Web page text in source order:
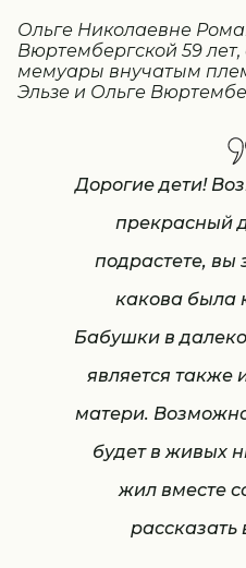
Ольге Николаевне
Вюртембергской 59
мемуары внучатым
Эльзе и Ольге
Дорогие дети!
прекрасный
подрастете, вы
какова была
Бабушки в
является также
матери.
будет в живых
жил вместе
рассказать